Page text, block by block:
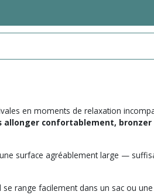
en moments de relaxation
allonger confortablement,
surface agréablement large —
range facilement dans un sac ou